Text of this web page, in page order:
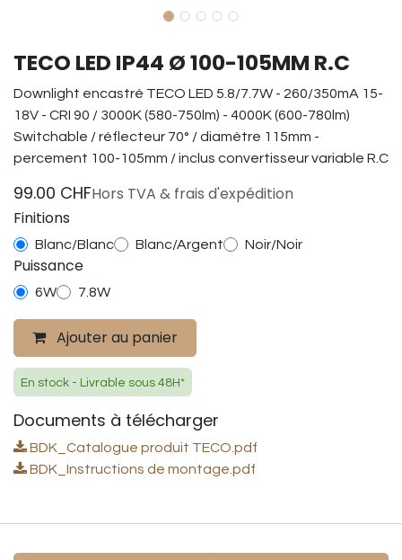
TECO LED IP44 Ø 100-105MM R.C
Downlight encastré TECO LED 5.8/7.7W - 260/350mA 15-
18V - CRI 90 / 3000K (580-750lm) - 4000K (600-780lm)
Switchable / réflecteur 70° / diamètre 115mm -
percement 100-105mm / inclus convertisseur variable R.C
99.00 CHFHors TVA & frais d'expédition
Finitions
Blanc/Blanc Blanc/Argent Noir/Noir
Puissance
6W 7.8W
Ajouter au panier
En stock - Livrable sous 48H*
Documents à télécharger
BDK_Catalogue produit TECO.pdf
BDK_Instructions de montage.pdf